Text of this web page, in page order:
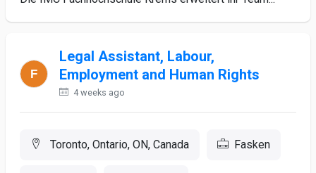
Legal Assistant, Labour,
Employment and Human Rights
4 weeks ago
Toronto, Ontario, ON, Canada Fasken